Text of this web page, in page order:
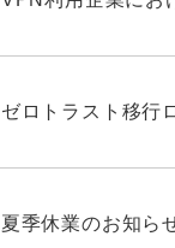
ゼロトラスト移行
夏季休業のお知ら